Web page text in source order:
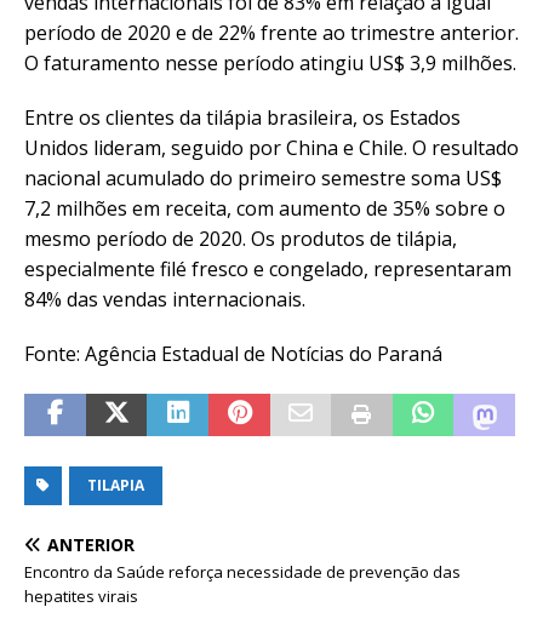
período de 2020 e de 22% frente ao trimestre anterior.
O faturamento nesse período atingiu US$ 3,9 milhões.
Entre os clientes da tilápia brasileira, os Estados
Unidos lideram, seguido por China e Chile. O resultado
nacional acumulado do primeiro semestre soma US$
7,2 milhões em receita, com aumento de 35% sobre o
mesmo período de 2020. Os produtos de tilápia,
especialmente filé fresco e congelado, representaram
84% das vendas internacionais.
Fonte: Agência Estadual de Notícias do Paraná
TILAPIA
ANTERIOR
Encontro da Saúde reforça necessidade de prevenção das
hepatites virais